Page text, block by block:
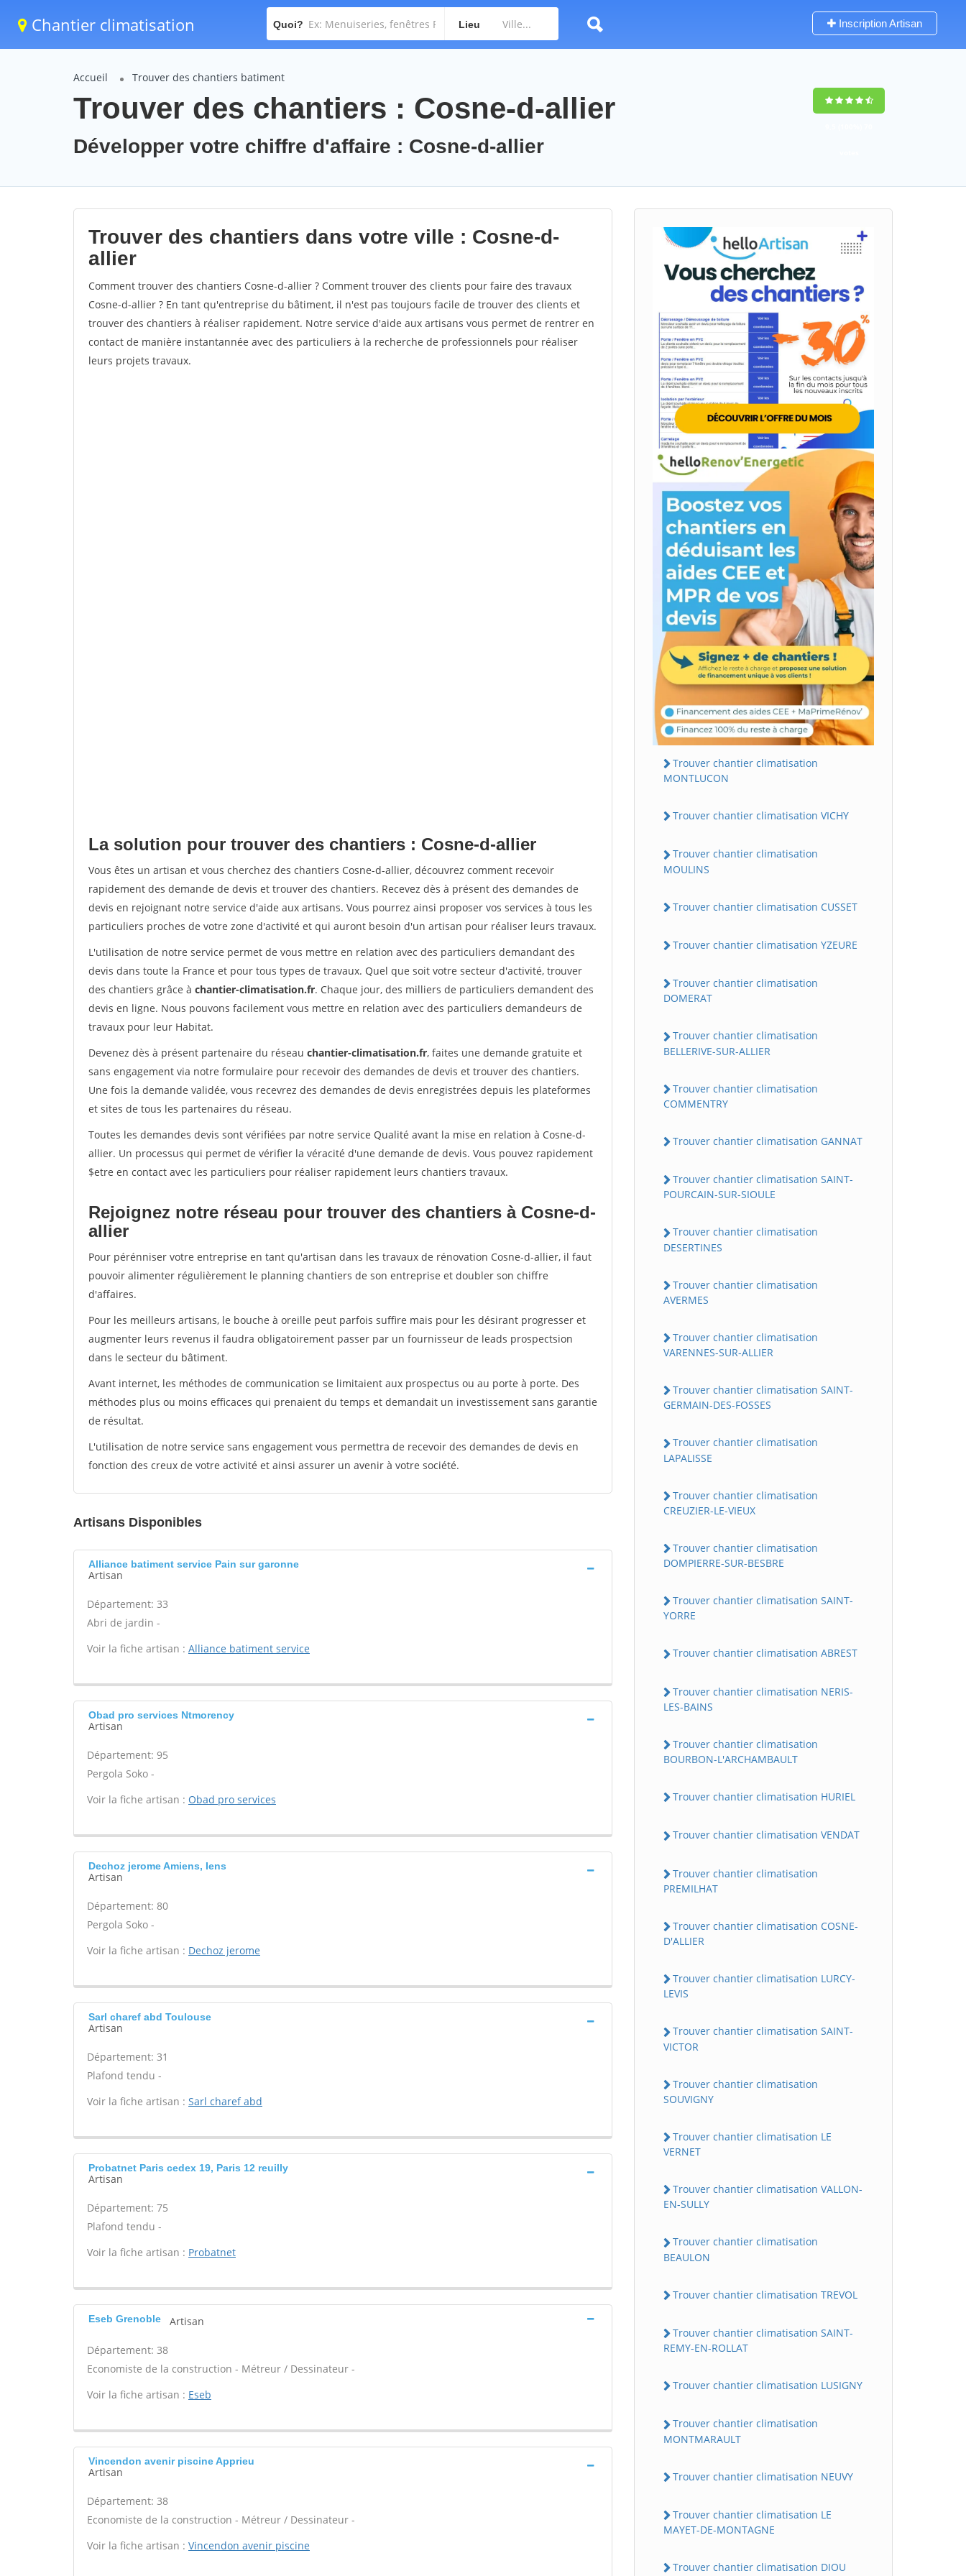
Chantier climatisation Quoi? Lieu Inscription Artisan
Accueil Trouver des chantiers batiment
Trouver des chantiers : Cosne-d-allier
Développer votre chiffre d'affaire : Cosne-d-allier
Trouver des chantiers dans votre ville : Cosne-d-
allier
Comment trouver des chantiers Cosne-d-allier ? Comment trouver des clients pour faire des travaux
Cosne-d-allier ? En tant qu'entreprise du bâtiment, il n'est pas toujours facile de trouver des clients et
trouver des chantiers à réaliser rapidement. Notre service d'aide aux artisans vous permet de rentrer en
contact de manière instantannée avec des particuliers à la recherche de professionnels pour réaliser
leurs projets travaux.
La solution pour trouver des chantiers : Cosne-d-allier
Vous êtes un artisan et vous cherchez des chantiers Cosne-d-allier, découvrez comment recevoir
rapidement des demande de devis et trouver des chantiers. Recevez dès à présent des demandes de
devis en rejoignant notre service d'aide aux artisans. Vous pourrez ainsi proposer vos services à tous les
particuliers proches de votre zone d'activité et qui auront besoin d'un artisan pour réaliser leurs travaux.
L'utilisation de notre service permet de vous mettre en relation avec des particuliers demandant des
devis dans toute la France et pour tous types de travaux. Quel que soit votre secteur d'activité, trouver
des chantiers grâce à chantier-climatisation.fr. Chaque jour, des milliers de particuliers demandent des
devis en ligne. Nous pouvons facilement vous mettre en relation avec des particuliers demandeurs de
travaux pour leur Habitat.
Devenez dès à présent partenaire du réseau chantier-climatisation.fr, faites une demande gratuite et
sans engagement via notre formulaire pour recevoir des demandes de devis et trouver des chantiers.
Une fois la demande validée, vous recevrez des demandes de devis enregistrées depuis les plateformes
et sites de tous les partenaires du réseau.
Toutes les demandes devis sont vérifiées par notre service Qualité avant la mise en relation à Cosne-d-
allier. Un processus qui permet de vérifier la véracité d'une demande de devis. Vous pouvez rapidement
$etre en contact avec les particuliers pour réaliser rapidement leurs chantiers travaux.
Rejoignez notre réseau pour trouver des chantiers à Cosne-d-
allier
Pour pérénniser votre entreprise en tant qu'artisan dans les travaux de rénovation Cosne-d-allier, il faut
pouvoir alimenter régulièrement le planning chantiers de son entreprise et doubler son chiffre
d'affaires.
Pour les meilleurs artisans, le bouche à oreille peut parfois suffire mais pour les désirant progresser et
augmenter leurs revenus il faudra obligatoirement passer par un fournisseur de leads prospectsion
dans le secteur du bâtiment.
Avant internet, les méthodes de communication se limitaient aux prospectus ou au porte à porte. Des
méthodes plus ou moins efficaces qui prenaient du temps et demandait un investissement sans garantie
de résultat.
L'utilisation de notre service sans engagement vous permettra de recevoir des demandes de devis en
fonction des creux de votre activité et ainsi assurer un avenir à votre société.
Artisans Disponibles
Alliance batiment service Pain sur garonne
Artisan
Département: 33
Abri de jardin -
Voir la fiche artisan : Alliance batiment service
Obad pro services Ntmorency
Artisan
Département: 95
Pergola Soko -
Voir la fiche artisan : Obad pro services
Dechoz jerome Amiens, Iens
Artisan
Département: 80
Pergola Soko -
Voir la fiche artisan : Dechoz jerome
Sarl charef abd Toulouse
Artisan
Département: 31
Plafond tendu -
Voir la fiche artisan : Sarl charef abd
Probatnet Paris cedex 19, Paris 12 reuilly
Artisan
Département: 75
Plafond tendu -
Voir la fiche artisan : Probatnet
Eseb Grenoble Artisan
Département: 38
Economiste de la construction - Métreur / Dessinateur -
Voir la fiche artisan : Eseb
Vincendon avenir piscine Apprieu
Artisan
Département: 38
Economiste de la construction - Métreur / Dessinateur -
Voir la fiche artisan : Vincendon avenir piscine
Trouver chantier climatisation
MONTLUCON
Trouver chantier climatisation VICHY
Trouver chantier climatisation
MOULINS
Trouver chantier climatisation CUSSET
Trouver chantier climatisation YZEURE
Trouver chantier climatisation
DOMERAT
Trouver chantier climatisation
BELLERIVE-SUR-ALLIER
Trouver chantier climatisation
COMMENTRY
Trouver chantier climatisation GANNAT
Trouver chantier climatisation SAINT-
POURCAIN-SUR-SIOULE
Trouver chantier climatisation
DESERTINES
Trouver chantier climatisation
AVERMES
Trouver chantier climatisation
VARENNES-SUR-ALLIER
Trouver chantier climatisation SAINT-
GERMAIN-DES-FOSSES
Trouver chantier climatisation
LAPALISSE
Trouver chantier climatisation
CREUZIER-LE-VIEUX
Trouver chantier climatisation
DOMPIERRE-SUR-BESBRE
Trouver chantier climatisation SAINT-
YORRE
Trouver chantier climatisation ABREST
Trouver chantier climatisation NERIS-
LES-BAINS
Trouver chantier climatisation
BOURBON-L'ARCHAMBAULT
Trouver chantier climatisation HURIEL
Trouver chantier climatisation VENDAT
Trouver chantier climatisation
PREMILHAT
Trouver chantier climatisation COSNE-
D'ALLIER
Trouver chantier climatisation LURCY-
LEVIS
Trouver chantier climatisation SAINT-
VICTOR
Trouver chantier climatisation
SOUVIGNY
Trouver chantier climatisation LE
VERNET
Trouver chantier climatisation VALLON-
EN-SULLY
Trouver chantier climatisation
BEAULON
Trouver chantier climatisation TREVOL
Trouver chantier climatisation SAINT-
REMY-EN-ROLLAT
Trouver chantier climatisation LUSIGNY
Trouver chantier climatisation
MONTMARAULT
Trouver chantier climatisation NEUVY
Trouver chantier climatisation LE
MAYET-DE-MONTAGNE
Trouver chantier climatisation DIOU